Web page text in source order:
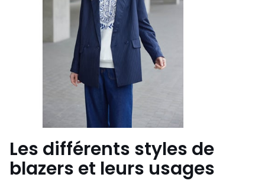
Les différents styles de
blazers et leurs usages